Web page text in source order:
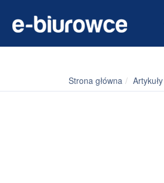
Strona główna Artykuły